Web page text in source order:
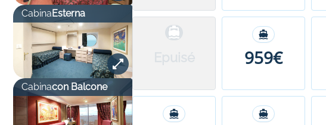
CabinaEsterna
Cabinacon Balcone
959€